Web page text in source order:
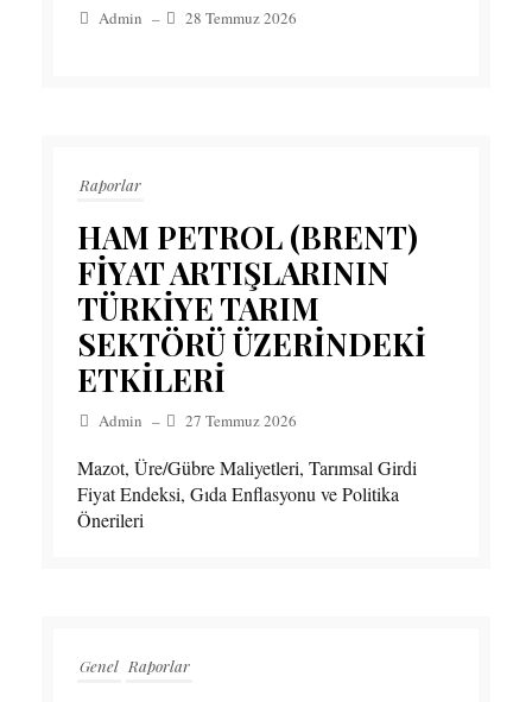
Admin – 28 Temmuz 2026
Raporlar
HAM PETROL (BRENT)
FİYAT ARTIŞLARININ
TÜRKİYE TARIM
SEKTÖRÜ ÜZERİNDEKİ
ETKİLERİ
Admin – 27 Temmuz 2026
Mazot, Üre/Gübre Maliyetleri, Tarımsal Girdi
Fiyat Endeksi, Gıda Enflasyonu ve Politika
Önerileri
Genel Raporlar